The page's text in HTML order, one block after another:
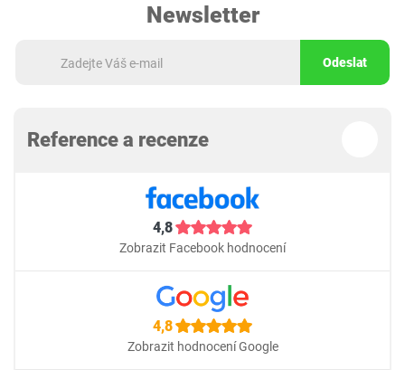
Newsletter
Odeslat
Reference a recenze
4,8
Zobrazit Facebook hodnocení
4,8
Zobrazit hodnocení Google